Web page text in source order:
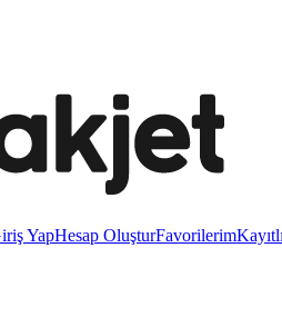
YapHesap OluşturFavorilerim